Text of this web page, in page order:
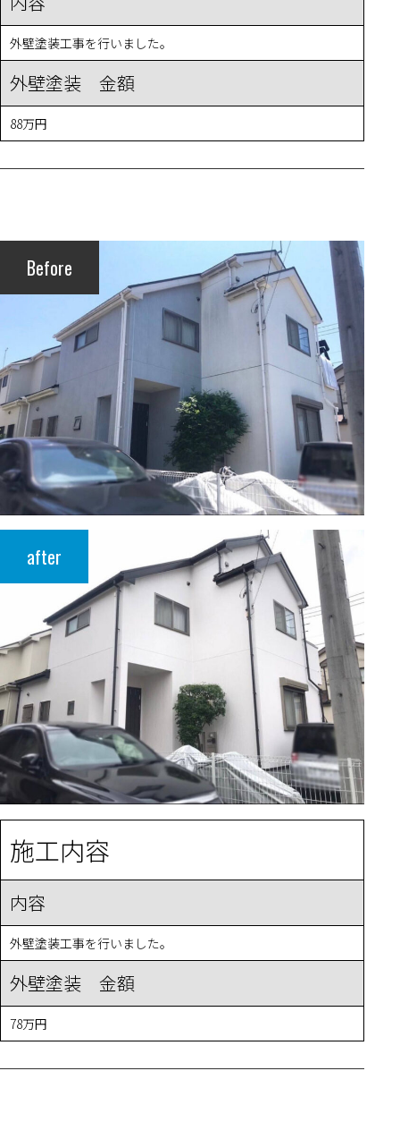
外壁塗装工事を行いました。
外壁塗装 金額
88万円
Before
after
施工内容
内容
外壁塗装工事を行いました。
外壁塗装 金額
78万円